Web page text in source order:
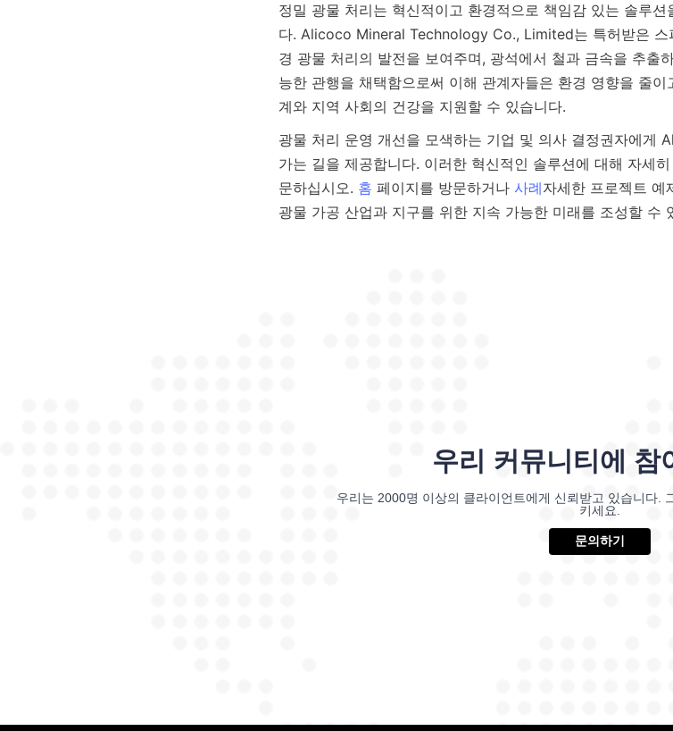
정밀 광물 처리는 혁신적이고 환경적으로 책임감 있는 솔루
다. Alicoco Mineral Technology Co., Limited는 특허받은 스
경 광물 처리의 발전을 보여주며, 광석에서 철과 금속을 추출
능한 관행을 채택함으로써 이해 관계자들은 환경 영향을 줄
계와 지역 사회의 건강을 지원할 수 있습니다.
광물 처리 운영 개선을 모색하는 기업 및 의사 결정권자에게
가는 길을 제공합니다. 이러한 혁신적인 솔루션에 대해 자세
문하십시오. 홈 페이지를 방문하거나 사례자세한 프로젝트 예
우리 커뮤니티에 참
우리는 2000명 이상의 클라이언트에게 신뢰받고 있습니다.
키세요.
문의하기